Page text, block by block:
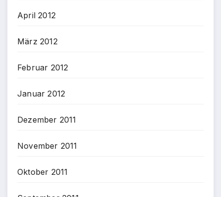
April 2012
März 2012
Februar 2012
Januar 2012
Dezember 2011
November 2011
Oktober 2011